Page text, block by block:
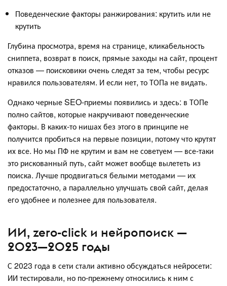
Поведенческие факторы ранжирования: крутить или не
крутить
Глубина просмотра, время на странице, кликабельность
сниппета, возврат в поиск, прямые заходы на сайт, процент
отказов — поисковики очень следят за тем, чтобы ресурс
нравился пользователям. И если нет, то ТОПа не видать.
Однако черные SEO-приемы появились и здесь: в ТОПе
полно сайтов, которые накручивают поведенческие
факторы. В каких-то нишах без этого в принципе не
получится пробиться на первые позиции, потому что крутят
их все. Но мы ПФ не крутим и вам не советуем — все-таки
это рискованный путь, сайт может вообще вылететь из
поиска. Лучше продвигаться белыми методами — их
предостаточно, а параллельно улучшать свой сайт, делая
его удобнее и полезнее для пользователя.
ИИ, zero-click и нейропоиск —
2023—2025 годы
С 2023 года в сети стали активно обсуждаться нейросети:
ИИ тестировали, но по-прежнему относились к ним с